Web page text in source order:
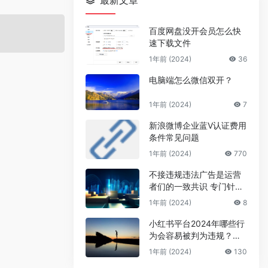
百度网盘没开会员怎么快
速下载文件
1年前 (2024) 36
电脑端怎么微信双开？
1年前 (2024) 7
新浪微博企业蓝V认证费用
条件常见问题
1年前 (2024) 770
不接违规违法广告是运营
者们的一致共识 专门针对
公众号号主的广告骗局
1年前 (2024) 8
小红书平台2024年哪些行
为会容易被判为违规？来
避坑
1年前 (2024) 130